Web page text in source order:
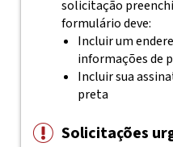
solicitação
formulário deve:
Incluir um
informações de
Incluir sua
preta
Solicitações